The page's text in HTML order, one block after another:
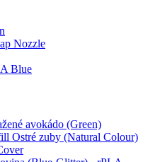
Nozzle
Blue
avokádo (Green)
Ostré zuby (Natural Colour)